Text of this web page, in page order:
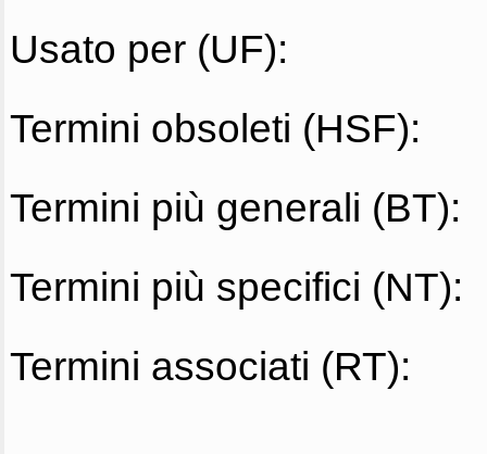
Usato per (UF):
Termini obsoleti (HSF):
Termini più generali (BT):
Termini più specifici (NT):
Termini associati (RT):